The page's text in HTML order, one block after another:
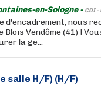
en-Sologne - CDI -
d'encadrement, nous
Vendôme (41) !
la ge...
salle H/F) (H/F)